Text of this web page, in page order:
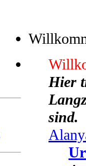
Hier
sind.